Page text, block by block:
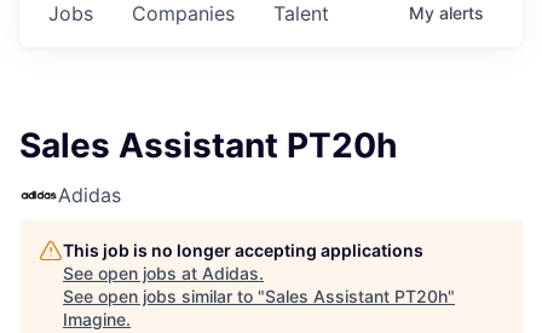
Jobs Companies Talent My alerts
Sales Assistant PT20h
Adidas
This job is no longer accepting applications
See open jobs at Adidas.
See open jobs similar to "Sales Assistant PT20h"
Imagine.